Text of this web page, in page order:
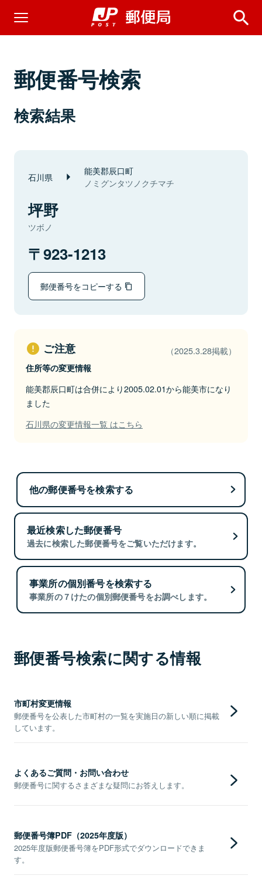
郵便番号検索
検索結果
石川県 能美郡辰口町
ノミグンタツノクチマチ
坪野
ツボノ
923-1213
郵便番号をコピーする
ご注意 （2025.3.28掲載）
住所等の変更情報
能美郡辰口町は合併により2005.02.01から能美市になり
ました
石川県の変更情報一覧 はこちら
他の郵便番号を検索する
最近検索した郵便番号
過去に検索した郵便番号をご覧いただけます。
事業所の個別番号を検索する
事業所の７けたの個別郵便番号をお調べします。
郵便番号検索に関する情報
市町村変更情報
郵便番号を公表した市町村の一覧を実施日の新しい順に掲載
しています。
よくあるご質問・お問い合わせ
郵便番号に関するさまざまな疑問にお答えします。
郵便番号簿PDF（2025年度版）
2025年度版郵便番号簿をPDF形式でダウンロードできま
す。